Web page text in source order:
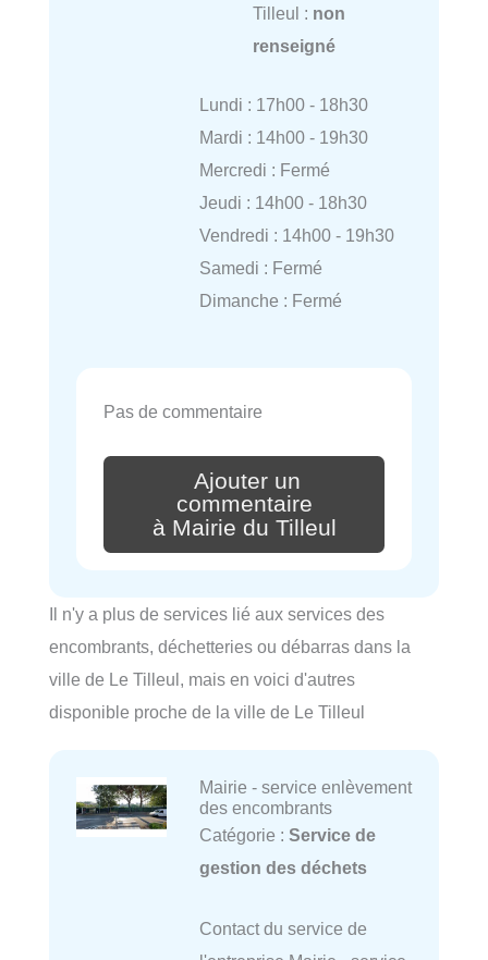
Tilleul : non
renseigné
Lundi : 17h00 - 18h30
Mardi : 14h00 - 19h30
Mercredi : Fermé
Jeudi : 14h00 - 18h30
Vendredi : 14h00 - 19h30
Samedi : Fermé
Dimanche : Fermé
Pas de commentaire
Ajouter un
commentaire
à Mairie du Tilleul
Il n'y a plus de services lié aux services des
encombrants, déchetteries ou débarras dans la
ville de Le Tilleul, mais en voici d'autres
disponible proche de la ville de Le Tilleul
Mairie - service enlèvement
des encombrants
Catégorie : Service de
gestion des déchets
Contact du service de